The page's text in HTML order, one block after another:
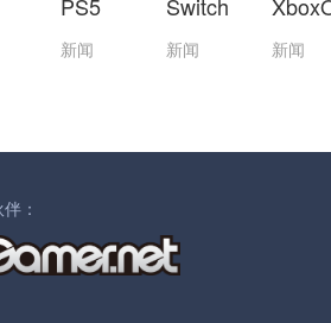
新闻 新闻 新闻
：